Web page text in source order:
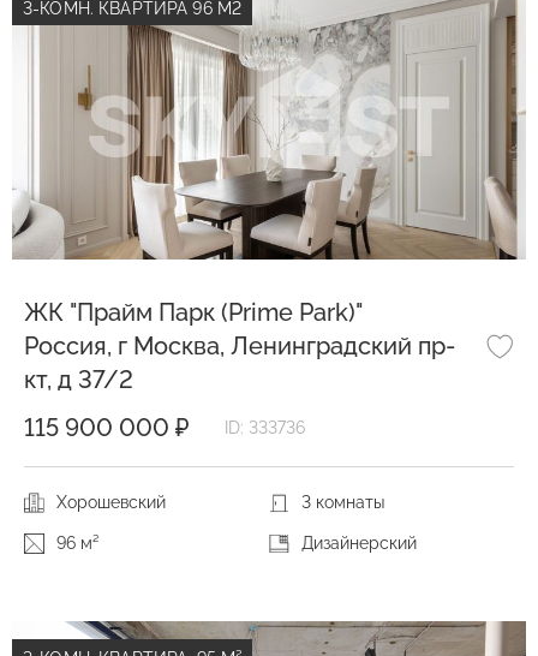
3-КОМН. КВАРТИРА 96 М2
ЖК "Прайм Парк (Prime Park)"
Россия, г Москва, Ленинградский пр-
кт, д 37/2
115 900 000 ₽
ID: 333736
Хорошевский 3 комнаты
96 м² Дизайнерский